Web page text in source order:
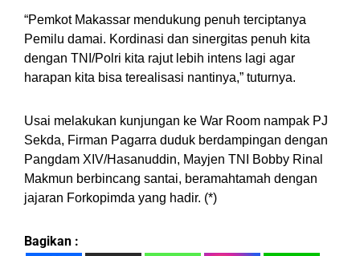
“Pemkot Makassar mendukung penuh terciptanya
Pemilu damai. Kordinasi dan sinergitas penuh kita
dengan TNI/Polri kita rajut lebih intens lagi agar
harapan kita bisa terealisasi nantinya,” tuturnya.
Usai melakukan kunjungan ke War Room nampak PJ
Sekda, Firman Pagarra duduk berdampingan dengan
Pangdam XIV/Hasanuddin, Mayjen TNI Bobby Rinal
Makmun berbincang santai, beramahtamah dengan
jajaran Forkopimda yang hadir. (*)
Bagikan :